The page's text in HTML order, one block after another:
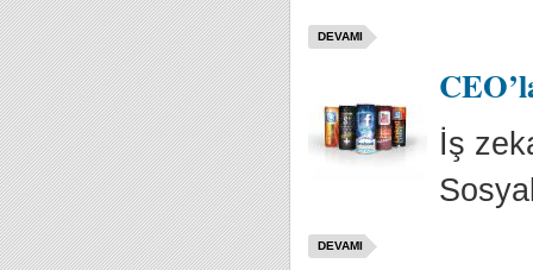
DEVAMI
İş
DEVAMI